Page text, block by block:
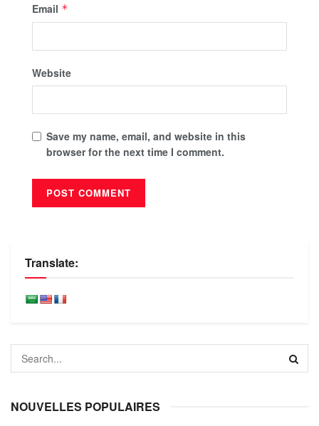
Email *
Website
Save my name, email, and website in this
browser for the next time I comment.
Translate:
NOUVELLES POPULAIRES